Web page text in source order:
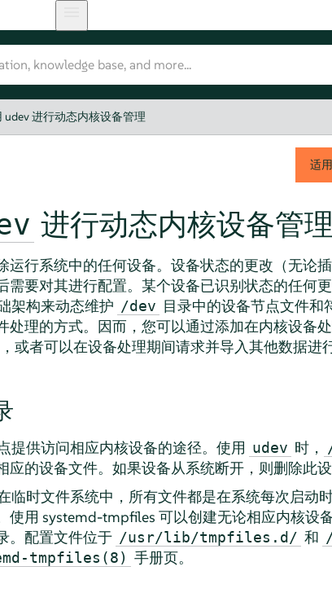
udev 进行动态内核设备管理
适
进行动态内核设备管理
运行系统中的任何设备。设备状态的更改（无论
需要对其进行配置。某个设备已识别状态的任何
架构来动态维护 /dev 目录中的设备节点文件和
处理的方式。因而，您可以通过添加在内核设备
或者可以在设备处理期间请求并导入其他数据进
提供访问相应内核设备的途径。使用 udev 时，
应的设备文件。如果设备从系统断开，则删除此设
临时文件系统中，所有文件都是在系统每次启动
使用 systemd-tmpfiles 可以创建无论相应内核设
。配置文件位于 /usr/lib/tmpfiles.d/ 和
tmpfiles(8) 手册页。